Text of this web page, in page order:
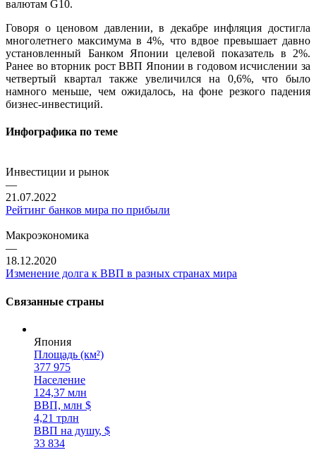
валютам G10.
Говоря о ценовом давлении, в декабре инфляция достигла
многолетнего максимума в 4%, что вдвое превышает давно
установленный Банком Японии целевой показатель в 2%.
Ранее во вторник рост ВВП Японии в годовом исчислении за
четвертый квартал также увеличился на 0,6%, что было
намного меньше, чем ожидалось, на фоне резкого падения
бизнес-инвестиций.
Инфографика по теме
Инвестиции и рынок
—
21.07.2022
Рейтинг банков мира по прибыли
Макроэкономика
—
18.12.2020
Изменение долга к ВВП в разных странах мира
Связанные страны
Япония
Площадь (км²)
377 975
Население
124,37 млн
ВВП, млн $
4,21 трлн
ВВП на душу, $
33 834